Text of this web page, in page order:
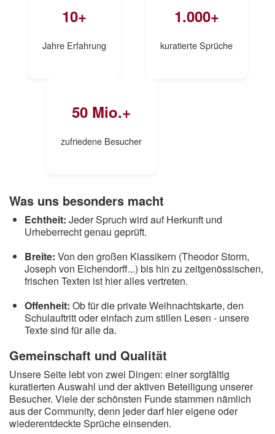
10+
Jahre Erfahrung
1.000+
kuratierte Sprüche
50 Mio.+
zufriedene Besucher
Was uns besonders macht
Echtheit: Jeder Spruch wird auf Herkunft und
Urheberrecht genau geprüft.
Breite: Von den großen Klassikern (Theodor Storm,
Joseph von Eichendorff...) bis hin zu zeitgenössischen,
frischen Texten ist hier alles vertreten.
Offenheit: Ob für die private Weihnachtskarte, den
Schulauftritt oder einfach zum stillen Lesen - unsere
Texte sind für alle da.
Gemeinschaft und Qualität
Unsere Seite lebt von zwei Dingen: einer sorgfältig
kuratierten Auswahl und der aktiven Beteiligung unserer
Besucher. Viele der schönsten Funde stammen nämlich
aus der Community, denn jeder darf hier eigene oder
wiederentdeckte Sprüche einsenden.